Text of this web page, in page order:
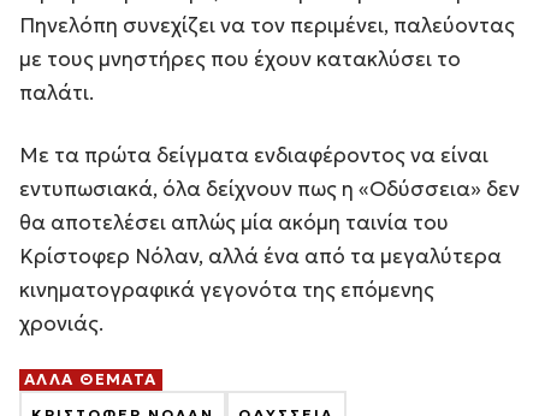
Πηνελόπη συνεχίζει να τον περιμένει, παλεύοντας
με τους μνηστήρες που έχουν κατακλύσει το
παλάτι.
Με τα πρώτα δείγματα ενδιαφέροντος να είναι
εντυπωσιακά, όλα δείχνουν πως η «Οδύσσεια» δεν
θα αποτελέσει απλώς μία ακόμη ταινία του
Κρίστοφερ Νόλαν, αλλά ένα από τα μεγαλύτερα
κινηματογραφικά γεγονότα της επόμενης
χρονιάς.
ΑΛΛΑ ΘΕΜΑΤΑ